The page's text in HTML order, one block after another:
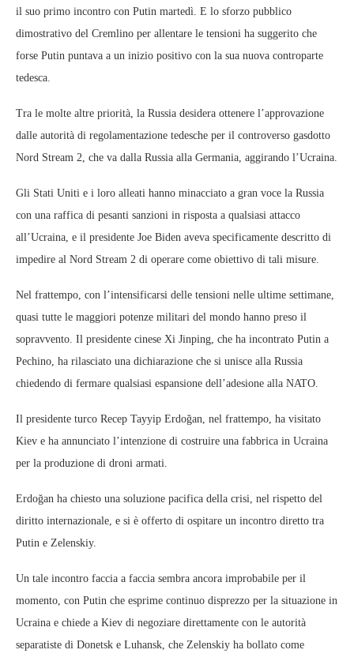
il suo primo incontro con Putin martedì. E lo sforzo pubblico
dimostrativo del Cremlino per allentare le tensioni ha suggerito che
forse Putin puntava a un inizio positivo con la sua nuova controparte
tedesca.
Tra le molte altre priorità, la Russia desidera ottenere l’approvazione
dalle autorità di regolamentazione tedesche per il controverso gasdotto
Nord Stream 2, che va dalla Russia alla Germania, aggirando l’Ucraina.
Gli Stati Uniti e i loro alleati hanno minacciato a gran voce la Russia
con una raffica di pesanti sanzioni in risposta a qualsiasi attacco
all’Ucraina, e il presidente Joe Biden aveva specificamente descritto di
impedire al Nord Stream 2 di operare come obiettivo di tali misure.
Nel frattempo, con l’intensificarsi delle tensioni nelle ultime settimane,
quasi tutte le maggiori potenze militari del mondo hanno preso il
sopravvento. Il presidente cinese Xi Jinping, che ha incontrato Putin a
Pechino, ha rilasciato una dichiarazione che si unisce alla Russia
chiedendo di fermare qualsiasi espansione dell’adesione alla NATO.
Il presidente turco Recep Tayyip Erdoğan, nel frattempo, ha visitato
Kiev e ha annunciato l’intenzione di costruire una fabbrica in Ucraina
per la produzione di droni armati.
Erdoğan ha chiesto una soluzione pacifica della crisi, nel rispetto del
diritto internazionale, e si è offerto di ospitare un incontro diretto tra
Putin e Zelenskiy.
Un tale incontro faccia a faccia sembra ancora improbabile per il
momento, con Putin che esprime continuo disprezzo per la situazione in
Ucraina e chiede a Kiev di negoziare direttamente con le autorità
separatiste di Donetsk e Luhansk, che Zelenskiy ha bollato come